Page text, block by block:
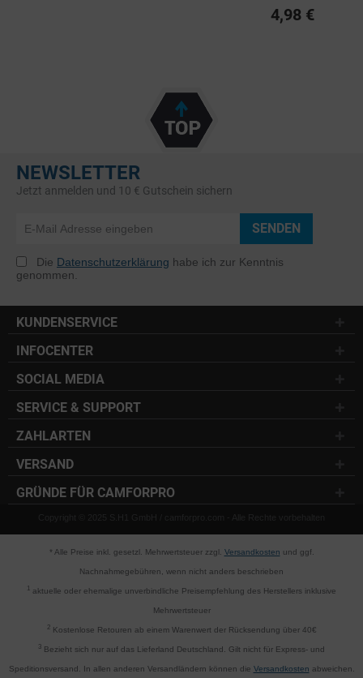
4,98 €
NEWSLETTER
Jetzt anmelden und 10 € Gutschein sichern
SENDEN
Die Datenschutzerklärung habe ich zur Kenntnis
genommen.
KUNDENSERVICE
INFOCENTER
SOCIAL MEDIA
SERVICE & SUPPORT
ZAHLARTEN
VERSAND
GRÜNDE FÜR CAMFORPRO
Copyright © 2025 S.H1 GmbH / camforpro.com - Alle Rechte vorbehalten
* Alle Preise inkl. gesetzl. Mehrwertsteuer zzgl. Versandkosten und ggf.
Nachnahmegebühren, wenn nicht anders beschrieben
aktuelle oder ehemalige unverbindliche Preisempfehlung des Herstellers inklusive
Mehrwertsteuer
2Kostenlose Retouren ab einem Warenwert der Rücksendung über 40€
3 Bezieht sich nur auf das Lieferland Deutschland. Gilt nicht für Express- und
Speditionsversand. In allen anderen Versandländern können die Versandkosten abweichen.